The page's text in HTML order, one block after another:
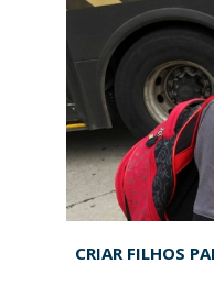
CRIAR FILHOS